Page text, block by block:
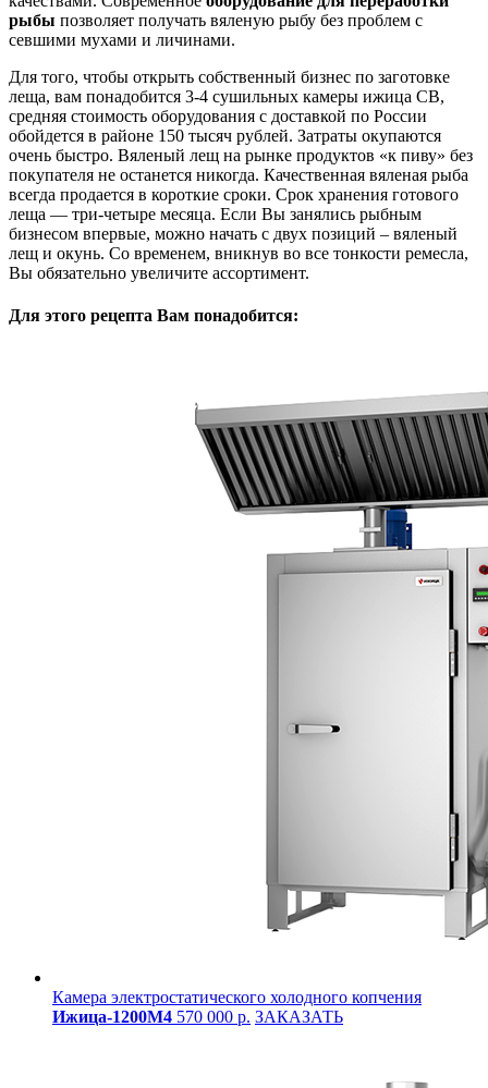
рыбы позволяет получать вяленую рыбу без проблем с
севшими мухами и личинами.
Для того, чтобы открыть собственный бизнес по заготовке
леща, вам понадобится 3-4 сушильных камеры ижица СВ,
средняя стоимость оборудования с доставкой по России
обойдется в районе 150 тысяч рублей. Затраты окупаются
очень быстро. Вяленый лещ на рынке продуктов «к пиву» без
покупателя не останется никогда. Качественная вяленая рыба
всегда продается в короткие сроки. Срок хранения готового
леща — три-четыре месяца. Если Вы занялись рыбным
бизнесом впервые, можно начать с двух позиций – вяленый
лещ и окунь. Со временем, вникнув во все тонкости ремесла,
Вы обязательно увеличите ассортимент.
Для этого рецепта Вам понадобится:
Камера электростатического холодного копчения
Ижица-1200М4 570 000 р. ЗАКАЗАТЬ